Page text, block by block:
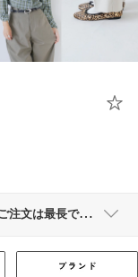
【注意】お届け希望日の設定が「空欄」のご注文は最長でご注文日から≪5日後≫の出荷となります。